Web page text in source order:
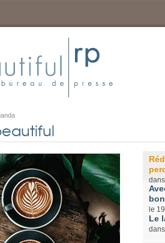
dans
le 19
Le
dans